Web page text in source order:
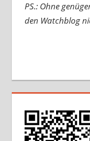
PS.: Ohne
den Watchblog